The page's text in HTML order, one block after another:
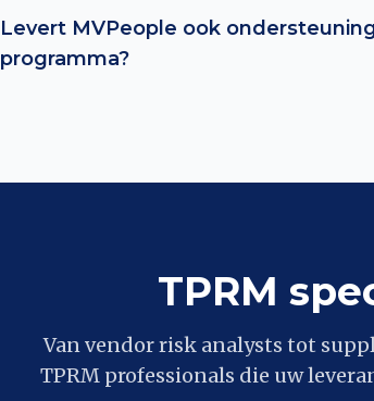
Levert MVPeople ook
programma?
TPRM
Van vendor risk analysts tot
TPRM professionals die uw